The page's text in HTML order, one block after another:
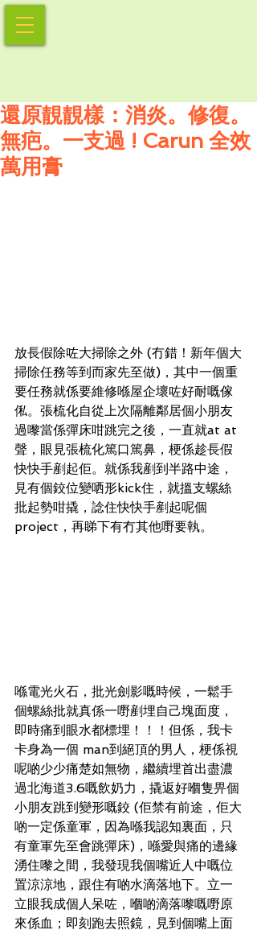
還原靚靚樣：消炎。修復。
無疤。一支過 ! Carun 全效
萬用膏
放長假除咗大掃除之外 (冇錯！新年個大
掃除任務等到而家先至做)，其中一個重
要任務就係要維修喺屋企壞咗好耐嘅傢
俬。張梳化自從上次隔離鄰居個小朋友
過嚟當係彈床咁跳完之後，一直就at at
聲，眼見張梳化篤口篤鼻，梗係趁長假
快快手剷起佢。就係我剷到半路中途，
見有個鉸位變哂形kick住，就搵支螺絲
批起勢咁撬，諗住快快手剷起呢個
project，再睇下有冇其他嘢要執。
喺電光火石，批光劍影嘅時候，一鬆手
個螺絲批就真係一嘢剷埋自己塊面度，
即時痛到眼水都標埋！！！但係，我卡
卡身為一個 man到絕頂的男人，梗係視
呢啲少少痛楚如無物，繼續埋首出盡濃
過北海道3.6嘅飲奶力，撬返好嗰隻畀個
小朋友跳到變形嘅鉸 (佢禁有前途，佢大
啲一定係童軍，因為喺我認知裏面，只
有童軍先至會跳彈床)，喺愛與痛的邊緣
湧住嚟之間，我發現我個嘴近人中嘅位
置涼涼地，跟住有啲水滴落地下。立一
立眼我成個人呆咗，嗰啲滴落嚟嘅嘢原
來係血；即刻跑去照鏡，見到個嘴上面